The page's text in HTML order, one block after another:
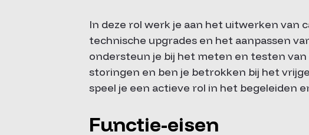
In deze rol werk je aan het uitwerken van
technische upgrades en het aanpassen
ondersteun je bij het meten en testen van
storingen en ben je betrokken bij het
speel je een actieve rol in het begeleiden
Functie-eisen